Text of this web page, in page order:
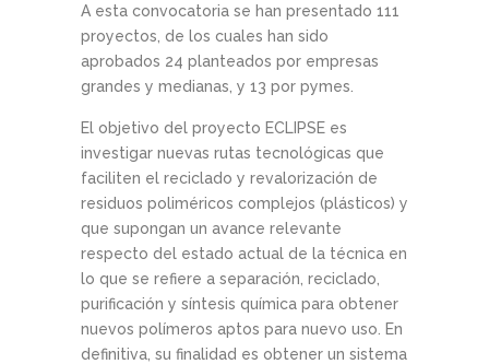
A esta convocatoria se han presentado 111
proyectos, de los cuales han sido
aprobados 24 planteados por empresas
grandes y medianas, y 13 por pymes.
El objetivo del proyecto ECLIPSE es
investigar nuevas rutas tecnológicas que
faciliten el reciclado y revalorización de
residuos poliméricos complejos (plásticos) y
que supongan un avance relevante
respecto del estado actual de la técnica en
lo que se refiere a separación, reciclado,
purificación y síntesis química para obtener
nuevos polímeros aptos para nuevo uso. En
definitiva, su finalidad es obtener un sistema